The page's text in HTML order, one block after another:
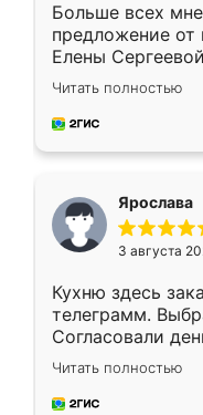
Больше всех
предложение от
Елены
короткие сроки
для замера
предложил по
Читать полностью
Ярослава
3 августа
Кухню здесь
телеграмм.
Согласовали
недели кухня
довольны
мебель за
Читать полностью